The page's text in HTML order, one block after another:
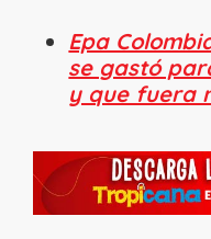
Epa
se gastó
y que fuera